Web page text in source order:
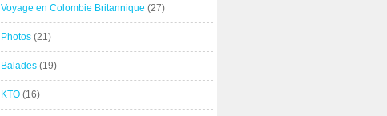
Voyage en Colombie Britannique (27)
Photos (21)
Balades (19)
KTO (16)